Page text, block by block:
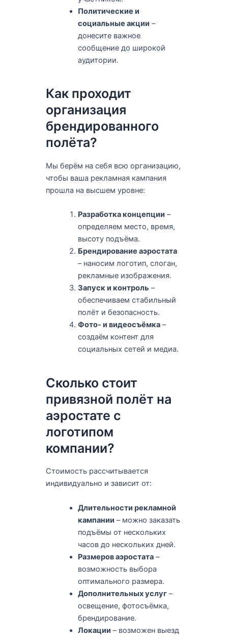
Политические и
социальные акции –
донесите важное
сообщение до широкой
аудитории.
Как проходит
организация
брендированного
полёта?
Мы берём на себя всю организацию,
чтобы ваша рекламная кампания
прошла на высшем уровне:
Разработка концепции –
определяем место, время,
высоту подъёма.
Брендирование аэростата
– наносим логотип, слоган,
рекламные изображения.
Запуск и контроль –
обеспечиваем стабильный
полёт и безопасность.
Фото- и видеосъёмка –
создаём контент для
социальных сетей и медиа.
Сколько стоит
привязной полёт на
аэростате с
логотипом
компании?
Стоимость рассчитывается
индивидуально и зависит от:
Длительности рекламной
кампании – можно заказать
подъёмы от нескольких
часов до нескольких дней.
Размеров аэростата –
возможность выбора
оптимального размера.
Дополнительных услуг –
освещение, фотосъёмка,
брендирование.
Локации – возможен выезд